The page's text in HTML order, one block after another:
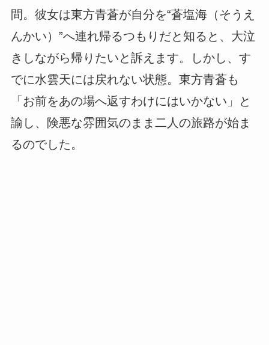
間。彼女は東方青蒼が自分を“蒼塩海（そうえ
んかい）”へ連れ帰るつもりだと知ると、大泣
きしながら帰りたいと訴えます。しかし、す
でに水雲天には戻れない状態。東方青蒼も
「お前をあの場へ返すわけにはいかない」と
諭し、険悪な雰囲気のまま二人の旅路が始ま
るのでした。